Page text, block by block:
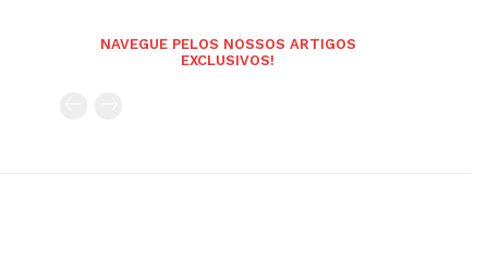
NAVEGUE PELOS NOSSOS ARTIGOS
EXCLUSIVOS!